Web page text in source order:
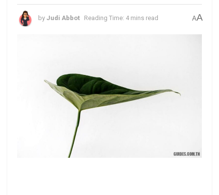
by Judi Abbot Reading Time: 4 mins read AA